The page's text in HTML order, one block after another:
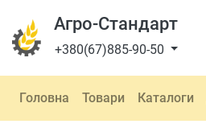
Агро-Стандарт
+380(67)885-90-50
Головна Товари Каталоги